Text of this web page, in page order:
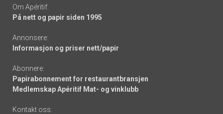
Om Apéritif:
På nett og papir siden 1995
Annonsere:
Informasjon og priser nett/papir
Abonnere:
Papirabonnement for restaurantbransjen
Medlemskap Apéritif Mat- og vinklubb
Kontakt oss: